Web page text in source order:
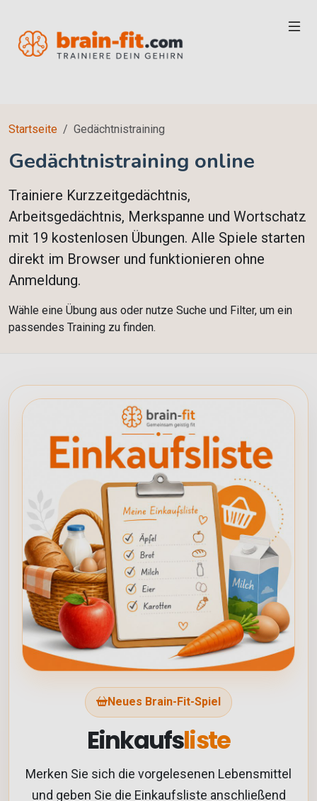
Startseite Gedächtnistraining
Gedächtnistraining online
Trainiere Kurzzeitgedächtnis,
Arbeitsgedächtnis, Merkspanne und Wortschatz
mit 19 kostenlosen Übungen. Alle Spiele starten
direkt im Browser und funktionieren ohne
Anmeldung.
Wähle eine Übung aus oder nutze Suche und Filter, um ein
passendes Training zu finden.
Neues Brain-Fit-Spiel
Einkaufsliste
Merken Sie sich die vorgelesenen Lebensmittel
und geben Sie die Einkaufsliste anschließend